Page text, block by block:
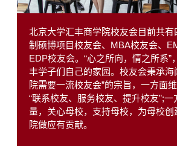
北京大学汇丰商学院校友会目前共有
制硕博项目校友会、MBA校友会、
EDP校友会。“心之所向，情之所系”
丰学子们自己的家园。校友会秉承海
院需要一流校友会”的宗旨，一方面
“联系校友、服务校友、提升校友”;
量，关心母校，支持母校，为母校
院做应有贡献。